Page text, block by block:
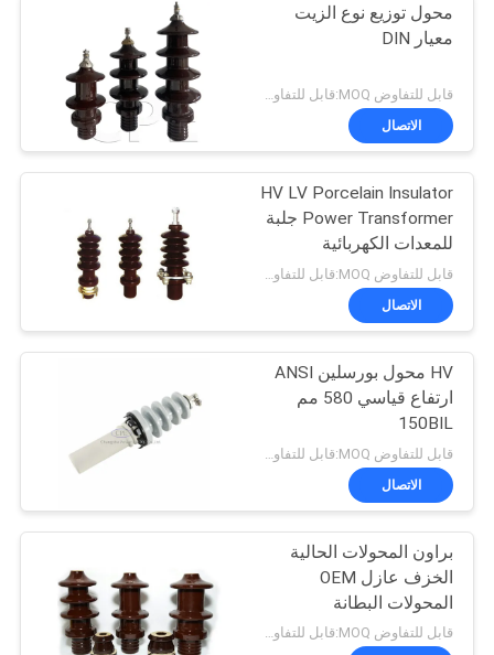
عوازل بكرة البورسلين
عوازل سلالة
البورسلين
12
عازل تعليق الخزف
21
محول توزيع نوع الزيت
معيار DIN
قابل للتفاوض MOQ:قابل للتفاوض
الاتصال
HV LV Porcelain Insulator
Power Transformer جلبة
للمعدات الكهربائية
الاتصال
HV محول بورسلين ANSI
ارتفاع قياسي 580 مم
150BIL
الاتصال
براون المحولات الحالية
الخزف عازل OEM
المحولات البطانة
قابل للتفاوض MOQ:قابل للتفاوض